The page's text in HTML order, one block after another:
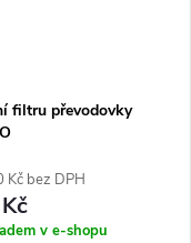
filtru převodovky
Kč bez DPH
v e-shopu